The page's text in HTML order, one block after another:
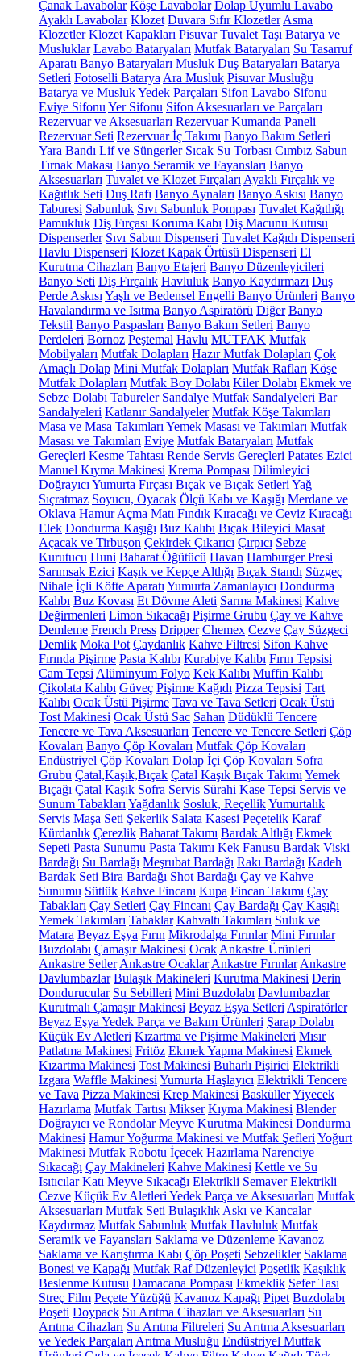
Çanak Lavabolar Köşe Lavabolar Dolap Uyumlu Lavabo
Ayaklı Lavabolar Klozet Duvara Sıfır Klozetler Asma
Klozetler Klozet Kapakları Pisuvar Tuvalet Taşı Batarya ve
Musluklar Lavabo Bataryaları Mutfak Bataryaları Su Tasarruf
Aparatı Banyo Bataryaları Musluk Duş Bataryaları Batarya
Setleri Fotoselli Batarya Ara Musluk Pisuvar Musluğu
Batarya ve Musluk Yedek Parçaları Sifon Lavabo Sifonu
Eviye Sifonu Yer Sifonu Sifon Aksesuarları ve Parçaları
Rezervuar ve Aksesuarları Rezervuar Kumanda Paneli
Rezervuar Seti Rezervuar İç Takımı Banyo Bakım Setleri
Yara Bandı Lif ve Süngerler Sıcak Su Torbası Cımbız Sabun
Tırnak Makası Banyo Seramik ve Fayansları Banyo
Aksesuarları Tuvalet ve Klozet Fırçaları Ayaklı Fırçalık ve
Kağıtlık Seti Duş Rafı Banyo Aynaları Banyo Askısı Banyo
Taburesi Sabunluk Sıvı Sabunluk Pompası Tuvalet Kağıtlığı
Pamukluk Diş Fırçası Koruma Kabı Diş Macunu Kutusu
Dispenserler Sıvı Sabun Dispenseri Tuvalet Kağıdı Dispenseri
Havlu Dispenseri Klozet Kapak Örtüsü Dispenseri El
Kurutma Cihazları Banyo Etajeri Banyo Düzenleyicileri
Banyo Seti Diş Fırçalık Havluluk Banyo Kaydırmazı Duş
Perde Askısı Yaşlı ve Bedensel Engelli Banyo Ürünleri Banyo
Havalandırma ve Isıtma Banyo Aspiratörü Diğer Banyo
Tekstil Banyo Paspasları Banyo Bakım Setleri Banyo
Perdeleri Bornoz Peştemal Havlu MUTFAK Mutfak
Mobilyaları Mutfak Dolapları Hazır Mutfak Dolapları Çok
Amaçlı Dolap Mini Mutfak Dolapları Mutfak Rafları Köşe
Mutfak Dolapları Mutfak Boy Dolabı Kiler Dolabı Ekmek ve
Sebze Dolabı Tabureler Sandalye Mutfak Sandalyeleri Bar
Sandalyeleri Katlanır Sandalyeler Mutfak Köşe Takımları
Masa ve Masa Takımları Yemek Masası ve Takımları Mutfak
Masası ve Takımları Eviye Mutfak Bataryaları Mutfak
Gereçleri Kesme Tahtası Rende Servis Gereçleri Patates Ezici
Manuel Kıyma Makinesi Krema Pompası Dilimleyici
Doğrayıcı Yumurta Fırçası Bıçak ve Bıçak Setleri Yağ
Sıçratmaz Soyucu, Oyacak Ölçü Kabı ve Kaşığı Merdane ve
Oklava Hamur Açma Matı Fındık Kıracağı ve Ceviz Kıracağı
Elek Dondurma Kaşığı Buz Kalıbı Bıçak Bileyici Masat
Açacak ve Tirbuşon Çekirdek Çıkarıcı Çırpıcı Sebze
Kurutucu Huni Baharat Öğütücü Havan Hamburger Presi
Sarımsak Ezici Kaşık ve Kepçe Altlığı Bıçak Standı Süzgeç
Nihale İçli Köfte Aparatı Yumurta Zamanlayıcı Dondurma
Kalıbı Buz Kovası Et Dövme Aleti Sarma Makinesi Kahve
Değirmenleri Limon Sıkacağı Pişirme Grubu Çay ve Kahve
Demleme French Press Dripper Chemex Cezve Çay Süzgeci
Demlik Moka Pot Çaydanlık Kahve Filtresi Sifon Kahve
Fırında Pişirme Pasta Kalıbı Kurabiye Kalıbı Fırın Tepsisi
Cam Tepsi Alüminyum Folyo Kek Kalıbı Muffin Kalıbı
Çikolata Kalıbı Güveç Pişirme Kağıdı Pizza Tepsisi Tart
Kalıbı Ocak Üstü Pişirme Tava ve Tava Setleri Ocak Üstü
Tost Makinesi Ocak Üstü Sac Sahan Düdüklü Tencere
Tencere ve Tava Aksesuarları Tencere ve Tencere Setleri Çöp
Kovaları Banyo Çöp Kovaları Mutfak Çöp Kovaları
Endüstriyel Çöp Kovaları Dolap İçi Çöp Kovaları Sofra
Grubu Çatal,Kaşık,Bıçak Çatal Kaşık Bıçak Takımı Yemek
Bıçağı Çatal Kaşık Sofra Servis Sürahi Kase Tepsi Servis ve
Sunum Tabakları Yağdanlık Sosluk, ReçellikYumurtalık
Servis Maşa Seti Şekerlik Salata Kasesi Peçetelik Karaf
Kürdanlık Çerezlik Baharat Takımı Bardak Altlığı Ekmek
Sepeti Pasta Sunumu Pasta Takımı Kek Fanusu Bardak Viski
Bardağı Su Bardağı Meşrubat Bardağı Rakı Bardağı Kadeh
Bardak Seti Bira Bardağı Shot Bardağı Çay ve Kahve
Sunumu Sütlük Kahve Fincanı Kupa Fincan Takımı Çay
Tabakları Çay Setleri Çay Fincanı Çay Bardağı Çay Kaşığı
Yemek Takımları Tabaklar Kahvaltı Takımları Suluk ve
Matara Beyaz Eşya Fırın Mikrodalga Fırınlar Mini Fırınlar
Buzdolabı Çamaşır Makinesi Ocak Ankastre Ürünleri
Ankastre Setler Ankastre Ocaklar Ankastre Fırınlar Ankastre
Davlumbazlar Bulaşık Makineleri Kurutma Makinesi Derin
Dondurucular Su Sebilleri Mini Buzdolabı Davlumbazlar
Kurutmalı Çamaşır Makinesi Beyaz Eşya Setleri Aspiratörler
Beyaz Eşya Yedek Parça ve Bakım Ürünleri Şarap Dolabı
Küçük Ev Aletleri Kızartma ve Pişirme Makineleri Mısır
Patlatma Makinesi Fritöz Ekmek Yapma Makinesi Ekmek
Kızartma Makinesi Tost Makinesi Buharlı Pişirici Elektrikli
Izgara Waffle Makinesi Yumurta Haşlayıcı Elektrikli Tencere
ve Tava Pizza Makinesi Krep Makinesi BasküllerYiyecek
Hazırlama Mutfak Tartısı Mikser Kıyma Makinesi Blender
Doğrayıcı ve Rondolar Meyve Kurutma Makinesi Dondurma
Makinesi Hamur Yoğurma Makinesi ve Mutfak Şefleri Yoğurt
Makinesi Mutfak Robotu İçecek Hazırlama Narenciye
Sıkacağı Çay Makineleri Kahve Makinesi Kettle ve Su
Isıtıcılar Katı Meyve Sıkacağı Elektrikli Semaver Elektrikli
Cezve Küçük Ev Aletleri Yedek Parça ve Aksesuarları Mutfak
Aksesuarları Mutfak Seti Bulaşıklık Askı ve Kancalar
Kaydırmaz Mutfak Sabunluk Mutfak Havluluk Mutfak
Seramik ve Fayansları Saklama ve Düzenleme Kavanoz
Saklama ve Karıştırma Kabı Çöp Poşeti Sebzelikler Saklama
Bonesi ve Kapağı Mutfak Raf Düzenleyici Poşetlik Kaşıklık
Beslenme Kutusu Damacana Pompası Ekmeklik Sefer Tası
Streç Film Peçete Yüzüğü Kavanoz Kapağı Pipet Buzdolabı
Poşeti Doypack Su Arıtma Cihazları ve Aksesuarları Su
Arıtma Cihazları Su Arıtma Filtreleri Su Arıtma Aksesuarları
ve Yedek Parçaları Arıtma Musluğu Endüstriyel Mutfak